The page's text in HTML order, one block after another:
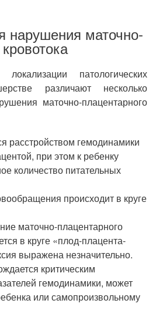
нарушения маточно-
патологических
различают несколько
маточно-плацентарного
расстройством гемодинамики
при этом к ребенку
количество питательных
происходит в круге
маточно-плацентарного
в круге «плод-плацента-
выражена незначительно.
критическим
гемодинамики, может
или самопроизвольному